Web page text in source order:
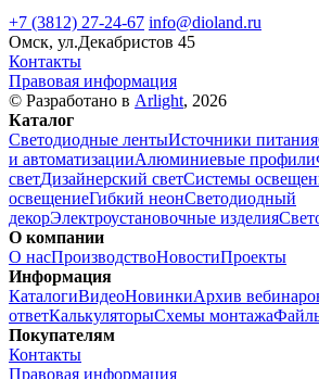
+7 (3812) 27-24-67 info@dioland.ru
Омск, ул.Декабристов 45
Контакты
Правовая информация
© Разработано в Arlight, 2026
Каталог
Светодиодные лентыИсточники питания
и автоматизацииАлюминиевые профили
светДизайнерский светСистемы
освещениеГибкий неонСветодиодный
декорЭлектроустановочные изделия
О компании
О насПроизводствоНовостиПроекты
Информация
КаталогиВидеоНовинкиАрхив
ответКалькуляторыСхемы монтажа
Покупателям
Контакты
Правовая информация